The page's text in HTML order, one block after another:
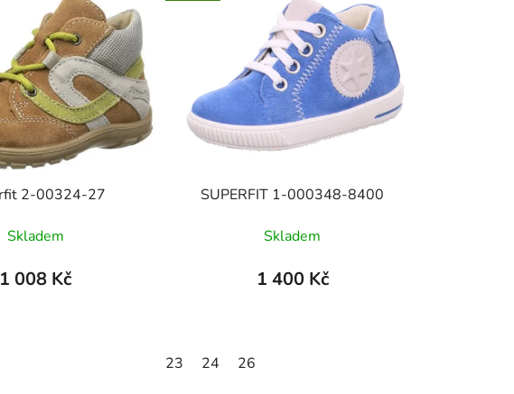
Superfit 2-00324-27
Skladem
1 008 Kč
SUPERFIT 1-000348-8400
Skladem
1 400 Kč
23 24 26